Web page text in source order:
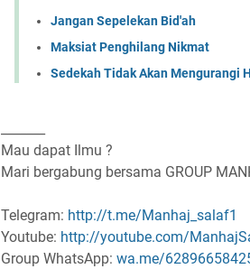
Jangan Sepelekan Bid'ah
Maksiat Penghilang Nikmat
Sedekah Tidak Akan Mengurangi
Mau dapat Ilmu ?
Mari bergabung bersama GROUP
Telegram: http://t.me/Manhaj_salaf1
Youtube: http://youtube.com/
Group WhatsApp: wa.me/